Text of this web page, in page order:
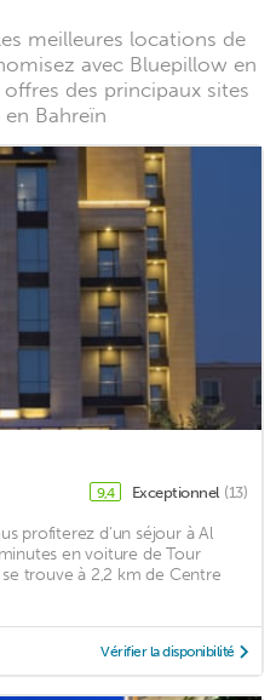
meilleures locations de
avec Bluepillow en
des principaux sites
Bahreïn
9,4 Exceptionnel (13)
profiterez d'un séjour à Al
en voiture de Tour
trouve à 2,2 km de Centre
Vérifier la disponibilité